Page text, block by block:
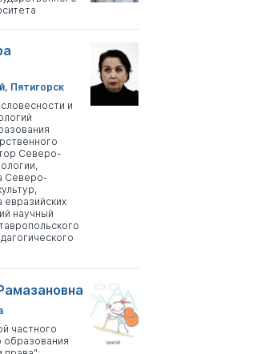
Пятигорск
и
Северо-
Северо-
евразийских
научный
частного